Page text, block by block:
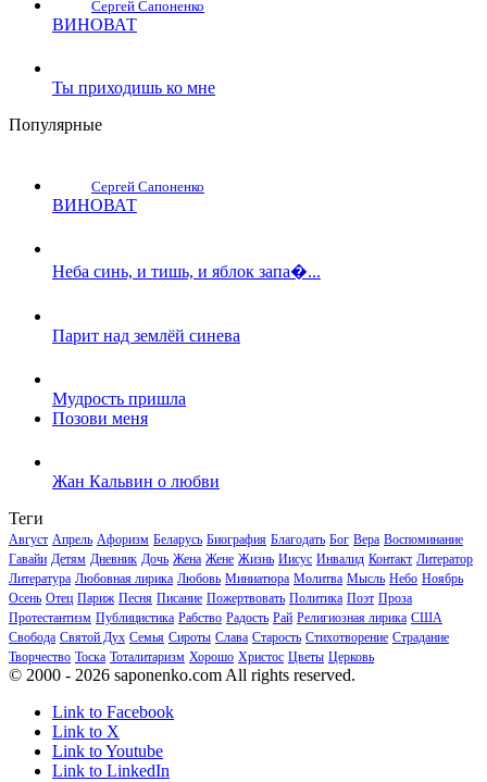
Сергей Сапоненко
ВИНОВАТ
Ты приходишь ко мне
Популярные
Сергей Сапоненко
ВИНОВАТ
Неба синь, и тишь, и яблок запа�...
Парит над землёй синева
Мудрость пришла
Позови меня
Жан Кальвин о любви
Теги
Август Апрель Афоризм Беларусь Биография Благодать Бог Вера Воспоминание
Гавайи Детям Дневник Дочь Жена Жене Жизнь Иисус Инвалид Контакт Литератор
Литература Любовная лирика Любовь Миниатюра Молитва Мысль Небо Ноябрь
Осень Отец Париж Песня Писание Пожертвовать Политика Поэт Проза
Протестантизм Публицистика Рабство Радость Рай Религиозная лирика США
Свобода Святой Дух Семья Сироты Слава Старость Стихотворение Страдание
Творчество Тоска Тоталитаризм Хорошо Христос Цветы Церковь
© 2000 - 2026 saponenko.com All rights reserved.
Link to Facebook
Link to X
Link to Youtube
Link to LinkedIn